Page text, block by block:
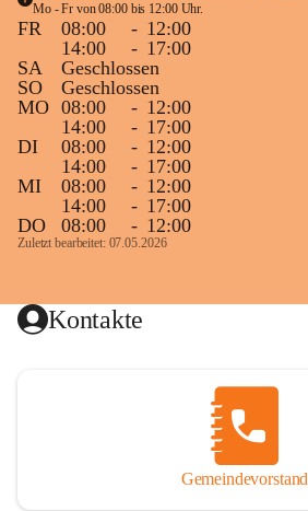
Mo - Fr von 08:00 bis 12:00 Uhr.
FR 08:00 - 12:00
14:00
- 17:00
SA
Geschlossen
SO
Geschlossen
MO 08:00 - 12:00
14:00
- 17:00
DI
08:00 - 12:00
14:00
- 17:00
MI
08:00 - 12:00
14:00
- 17:00
DO
08:00 - 12:00
Zuletzt bearbeitet: 07.05.2026
Kontakte
Gemeindevorstand